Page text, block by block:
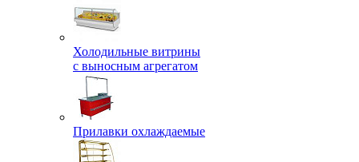
Холодильные витрины
с выносным агрегатом
Прилавки охлаждаемые